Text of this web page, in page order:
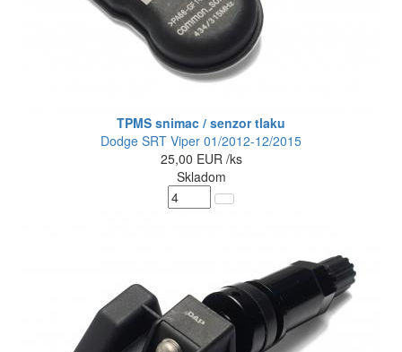
TPMS snimac / senzor tlaku
Dodge SRT Viper 01/2012-12/2015
25,00 EUR /ks
Skladom